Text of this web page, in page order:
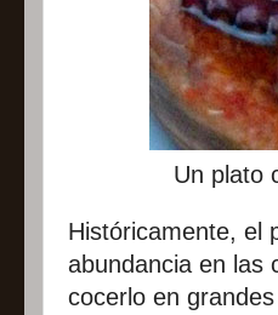
Un plato
Históricamente, el
abundancia en las
cocerlo en